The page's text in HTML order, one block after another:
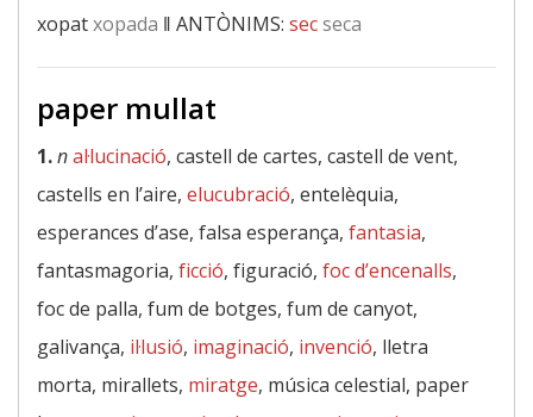
xopatxopada ‖ ANTÒNIMS: secseca
paper mullat
1.nal·lucinació, castell de cartes, castell de vent,
castells en l’aire, elucubració, entelèquia,
esperances d’ase, falsa esperança, fantasia,
fantasmagoria, ficció, figuració, foc d’encenalls,
foc de palla, fum de botges, fum de canyot,
galivança, il·lusió, imaginació, invenció, lletra
morta, mirallets, miratge, música celestial, paper